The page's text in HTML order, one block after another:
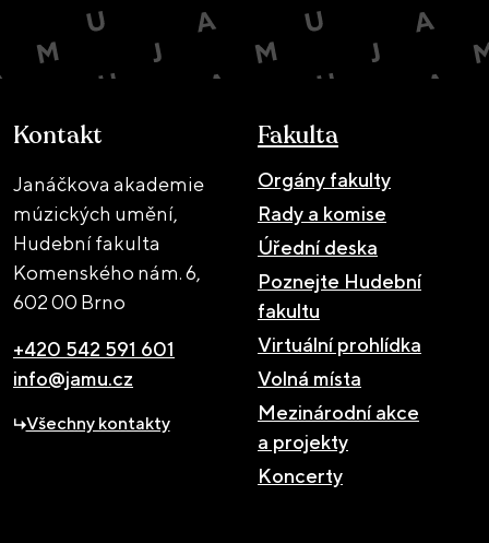
Kontakt
Janáčkova akademie
múzických umění,
Hudební fakulta
Komenského nám. 6,
602 00 Brno
+420 542 591 601
info@jamu.cz
Všechny kontakty
Fakulta
Orgány fakulty
Rady a komise
Úřední deska
Poznejte Hudební
fakultu
Virtuální prohlídka
Volná místa
Mezinárodní akce
a projekty
Koncerty